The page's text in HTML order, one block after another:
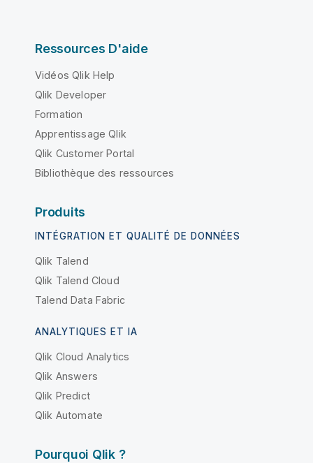
Ressources D'aide
Vidéos Qlik Help
Qlik Developer
Formation
Apprentissage Qlik
Qlik Customer Portal
Bibliothèque des ressources
Produits
INTÉGRATION ET QUALITÉ DE DONNÉES
Qlik Talend
Qlik Talend Cloud
Talend Data Fabric
ANALYTIQUES ET IA
Qlik Cloud Analytics
Qlik Answers
Qlik Predict
Qlik Automate
Pourquoi Qlik ?